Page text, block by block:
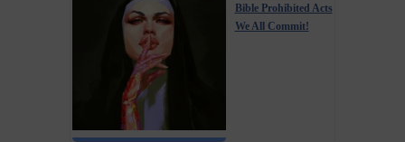
Bible Prohibited Acts
We All Commit!